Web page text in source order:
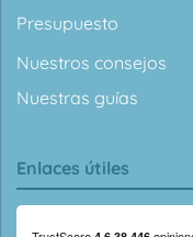
Presupuesto
Nuestros consejos
Nuestras guías
Enlaces útiles